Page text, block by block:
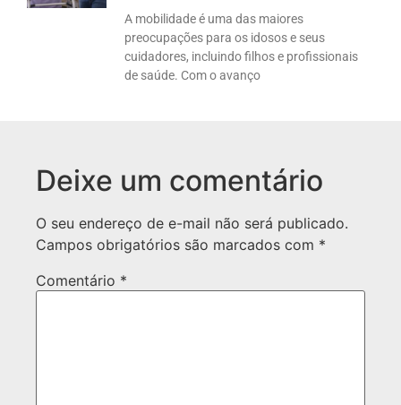
A mobilidade é uma das maiores
preocupações para os idosos e seus
cuidadores, incluindo filhos e profissionais
de saúde. Com o avanço
Deixe um comentário
O seu endereço de e-mail não será publicado.
Campos obrigatórios são marcados com *
Comentário *